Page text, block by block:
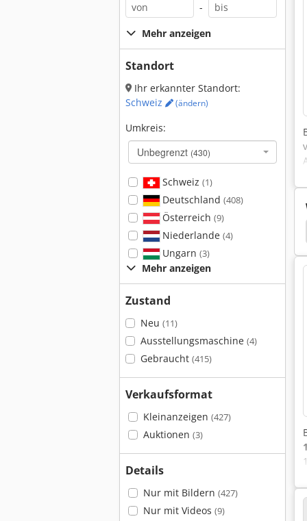
-
Mehr anzeigen
Standort
Ihr erkannter Standort:
Schweiz
(ändern)
Umkreis:
Unbegrenzt (430)
Schweiz (1)
Deutschland (408)
Österreich (9)
Niederlande (4)
Ungarn (3)
Mehr anzeigen
Zustand
Neu (11)
Ausstellungsmaschine (4)
Gebraucht (415)
Verkaufsformat
Kleinanzeigen (427)
Auktionen (3)
Details
Nur mit Bildern (427)
Nur mit Videos (9)
Volkswagen